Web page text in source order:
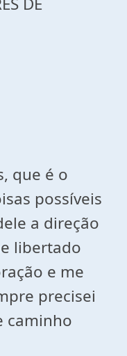
que é o
possíveis
a direção
libertado
e me
precisei
caminho